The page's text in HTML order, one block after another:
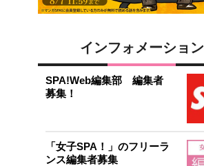
インフォメーション
SPA!Web編集部 編集者
募集！
「女子SPA！」のフリーラ
ンス編集者募集